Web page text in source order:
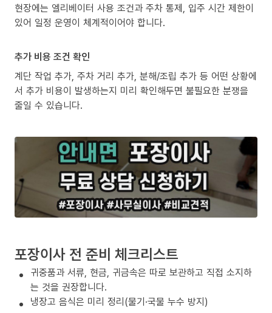
현장에는 엘리베이터 사용 조건과 주차 통제, 입주 시간 제한이
있어 일정 운영이 체계적이어야 합니다.
추가 비용 조건 확인
계단 작업 추가, 주차 거리 추가, 분해/조립 추가 등 어떤 상황에
서 추가 비용이 발생하는지 미리 확인해두면 불필요한 분쟁을
줄일 수 있습니다.
포장이사 전 준비 체크리스트
귀중품과 서류, 현금, 귀금속은 따로 보관하고 직접 소지하
는 것을 권장합니다.
냉장고 음식은 미리 정리(물기·국물 누수 방지)